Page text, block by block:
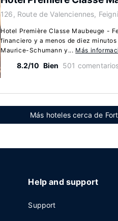
126, Route de Valenciennes,
Hotel Première Classe Maubeuge -
financiero y a menos de diez
Maurice-Schumann y... Más
8.2/10 Bien 501
Más hoteles cerca de
Help and support
Support